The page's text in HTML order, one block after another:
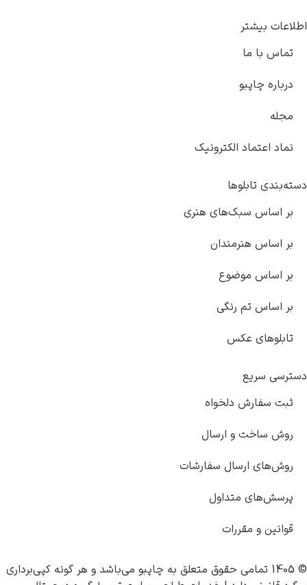
اطلاعات بیشتر
تماس با ما
درباره چاپبو
مجله
نماد اعتماد الکترونیک
دسته‌بندی تابلوها
بر اساس سبک‌های هنری
بر اساس هنرمندان
بر اساس موضوع
بر اساس تم رنگی
تابلوهای عکس
دسترسی سریع
ثبت سفارش دلخواه
روش ساخت و ارسال
روش‌های ارسال سفارشات
پرسش‌های متداول
قوانین و مقررات
© 1405 تمامی حقوق متعلق به چاپبو می‌باشد و هر گونه کپی‌برداری